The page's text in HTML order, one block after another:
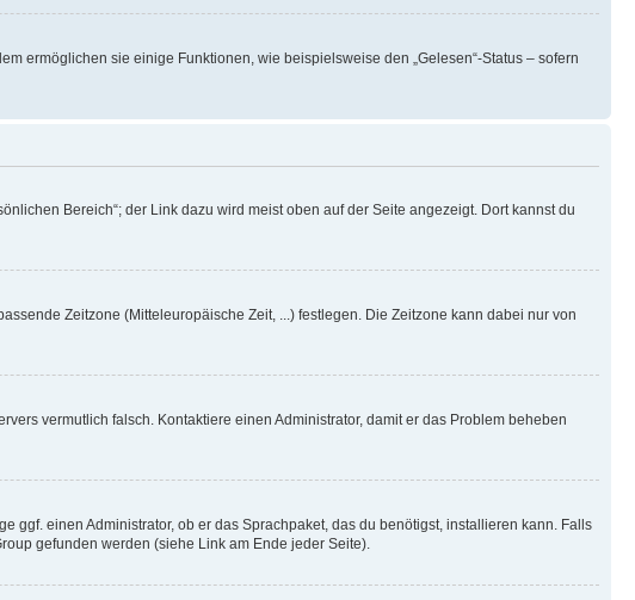
ermöglichen sie einige Funktionen, wie beispielsweise den „Gelesen“-Status – sofern
Bereich“; der Link dazu wird meist oben auf der Seite angezeigt. Dort kannst du
Zeitzone (Mitteleuropäische Zeit, ...) festlegen. Die Zeitzone kann dabei nur von
vermutlich falsch. Kontaktiere einen Administrator, damit er das Problem beheben
ggf. einen Administrator, ob er das Sprachpaket, das du benötigst, installieren kann. Falls
gefunden werden (siehe Link am Ende jeder Seite).